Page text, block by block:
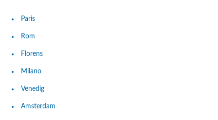
Paris
Rom
Florens
Milano
Venedig
Amsterdam